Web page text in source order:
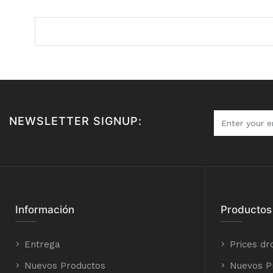
NEWSLETTER SIGNUP:
Información
Entrega
Nuevos Productos
Productos
Prices
Nuevos